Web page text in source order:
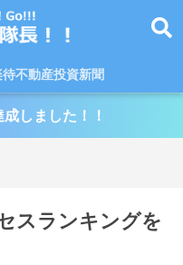
待不動産投資新聞
しました！！
スランキングを